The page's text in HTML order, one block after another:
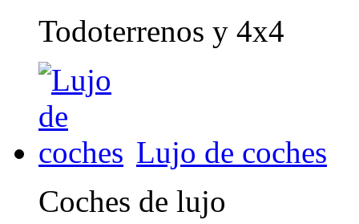
Todoterrenos y 4x4
Lujo de coches
Coches de lujo